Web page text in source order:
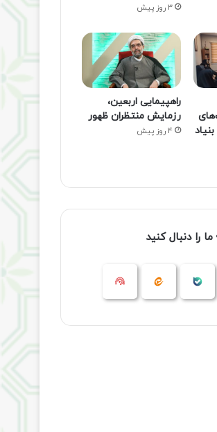
3 روز پیش
راهپیمایی اربعین،
رزمایش منتظران ظهور
4 روز پیش
ما را دنبال کنید
اینستاگرام ایتا